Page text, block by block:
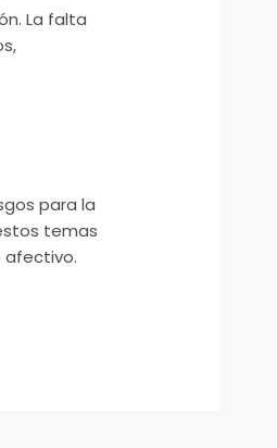
La falta
para la
temas
afectivo.